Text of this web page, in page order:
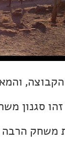
סגנון
משחק